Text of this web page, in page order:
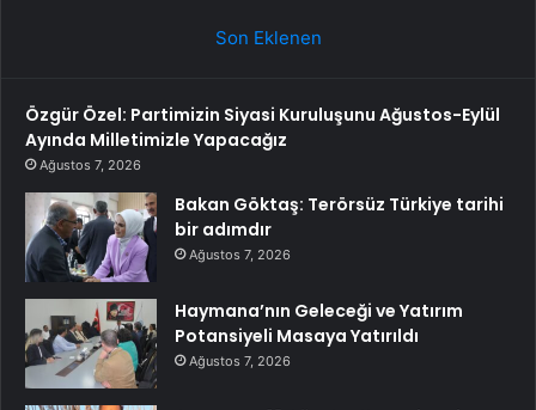
Son Eklenen
Özgür Özel: Partimizin Siyasi Kuruluşunu Ağustos-Eylül
Ayında Milletimizle Yapacağız
Ağustos 7, 2026
Bakan Göktaş: Terörsüz Türkiye tarihi
bir adımdır
Ağustos 7, 2026
Haymana’nın Geleceği ve Yatırım
Potansiyeli Masaya Yatırıldı
Ağustos 7, 2026